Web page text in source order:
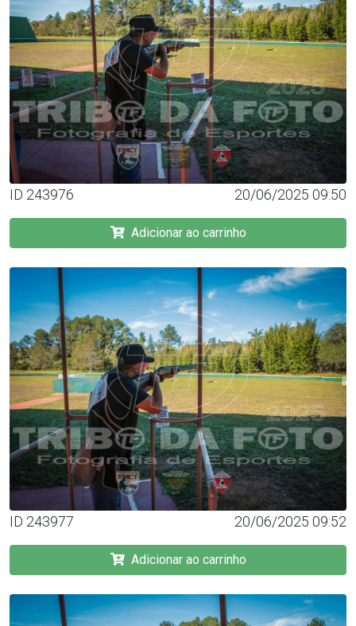
ID 243976 20/06/2025 09:50
Adicionar ao carrinho
ID 243977 20/06/2025 09:52
Adicionar ao carrinho